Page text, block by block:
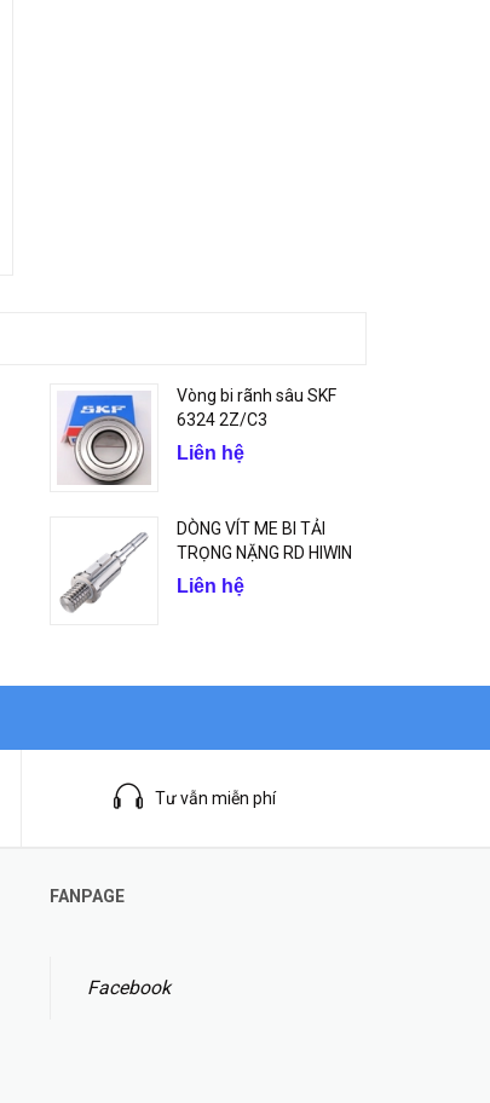
Vòng bi rãnh sâu SKF
6324 2Z/C3
Liên hệ
DÒNG VÍT ME BI TẢI
TRỌNG NẶNG RD HIWIN
Liên hệ
Tư vẫn miễn phí
FANPAGE
Facebook